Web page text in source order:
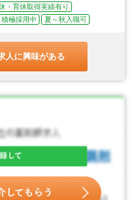
・育休取得実績有り
積極採用中 夏～秋入職可
人に興味がある